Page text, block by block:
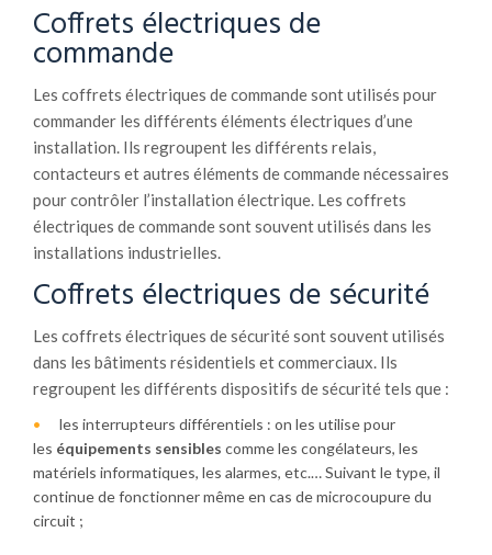
Coffrets électriques de
commande
Les coffrets électriques de commande sont utilisés pour
commander les différents éléments électriques d’une
installation. Ils regroupent les différents relais,
contacteurs et autres éléments de commande nécessaires
pour contrôler l’installation électrique. Les coffrets
électriques de commande sont souvent utilisés dans les
installations industrielles.
Coffrets électriques de sécurité
Les coffrets électriques de sécurité sont souvent utilisés
dans les bâtiments résidentiels et commerciaux. Ils
regroupent les différents dispositifs de sécurité tels que :
les interrupteurs différentiels : on les utilise pour
les équipements sensibles comme les congélateurs, les
matériels informatiques, les alarmes, etc.… Suivant le type, il
continue de fonctionner même en cas de microcoupure du
circuit ;